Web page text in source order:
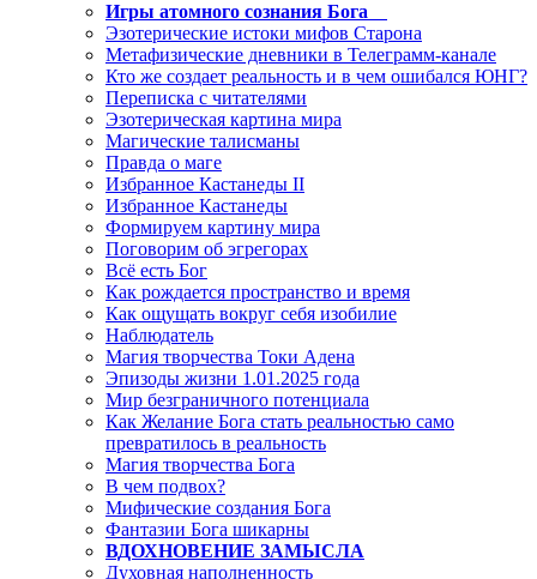
Игры атомного сознания Бога
Эзотерические истоки мифов Старона
Метафизические дневники в Телеграмм-канале
Кто же создает реальность и в чем ошибался ЮНГ?
Переписка с читателями
Эзотерическая картина мира
Магические талисманы
Правда о маге
Избранное Кастанеды II
Избранное Кастанеды
Формируем картину мира
Поговорим об эгрегорах
Всё есть Бог
Как рождается пространство и время
Как ощущать вокруг себя изобилие
Наблюдатель
Магия творчества Токи Адена
Эпизоды жизни 1.01.2025 года
Мир безграничного потенциала
Как Желание Бога стать реальностью само
превратилось в реальность
Магия творчества Бога
В чем подвох?
Мифические создания Бога
Фантазии Бога шикарны
ВДОХНОВЕНИЕ ЗАМЫСЛА
Духовная наполненность